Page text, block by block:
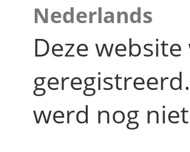
Nederlands
Deze
werd nog